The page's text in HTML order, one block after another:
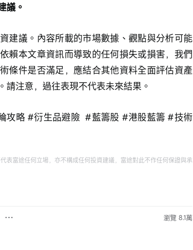
議。
建議。內容所載的市場數據、觀點與分析可能
賴本文章資訊而導致的任何損失或損害，我們
條件是否滿足，應結合其他資料全面評估資產
注意，過往表現不代表未來結果。
略 #衍生品避險  #藍籌股 #港股藍籌 #技術
表富途任何立場，亦不構成任何投資建議，富途對此不作任何保證與承
瀏覽 8.1萬